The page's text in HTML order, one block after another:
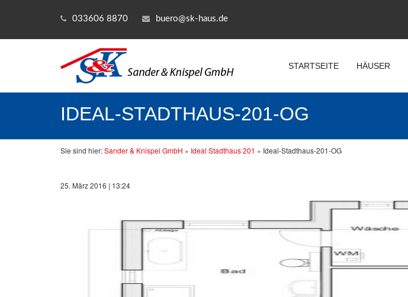
033606 8870 buero@sk-haus.de
STARTSEITE HÄUSER
IDEAL-STADTHAUS-201-OG
Sie sind hier:Sander & Knispel GmbH » Ideal Stadthaus 201 » Ideal-Stadthaus-201-OG
25. März 2016 | 13:24